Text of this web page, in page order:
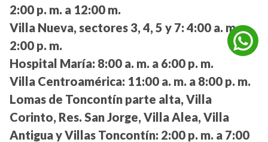
2:00 p. m. a 12:00 m.
Villa Nueva, sectores 3, 4, 5 y 7: 4:00 a. m. a
2:00 p. m.
Hospital María: 8:00 a. m. a 6:00 p. m.
Villa Centroamérica: 11:00 a. m. a 8:00 p. m.
Lomas de Toncontín parte alta, Villa
Corinto, Res. San Jorge, Villa Alea, Villa
Antigua y Villas Toncontín: 2:00 p. m. a 7:00